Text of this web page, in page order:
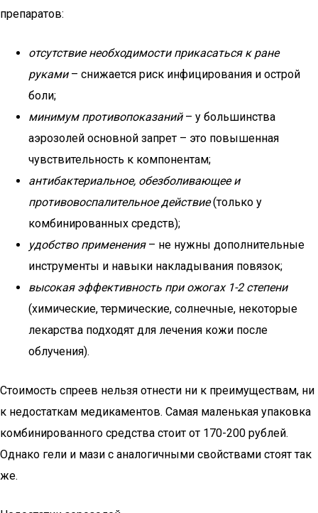
препаратов:
отсутствие необходимости прикасаться к ране
руками – снижается риск инфицирования и острой
боли;
минимум противопоказаний– у большинства
аэрозолей основной запрет – это повышенная
чувствительность к компонентам;
антибактериальное, обезболивающее и
противовоспалительное действие(только у
комбинированных средств);
удобство применения– не нужны дополнительные
инструменты и навыки накладывания повязок;
высокая эффективность при ожогах 1-2 степени
(химические, термические, солнечные, некоторые
лекарства подходят для лечения кожи после
облучения).
Стоимость спреев нельзя отнести ни к преимуществам, ни
к недостаткам медикаментов. Самая маленькая упаковка
комбинированного средства стоит от 170-200 рублей.
Однако гели и мази с аналогичными свойствами стоят так
же.